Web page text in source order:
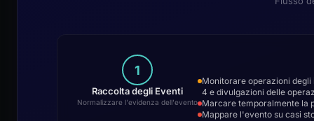
1
Raccolta degli Eventi
Normalizzare l'evidenza dell'evento
Monitorare operazioni
4 e divulgazioni delle
Marcare temporalmente la
Mappare l'evento su casi